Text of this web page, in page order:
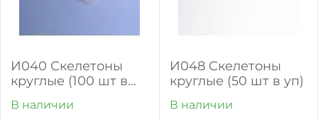
И040 Скелетоны
круглые (100 шт в
В наличии
И048 Скелетоны
круглые (50 шт в уп)
В наличии